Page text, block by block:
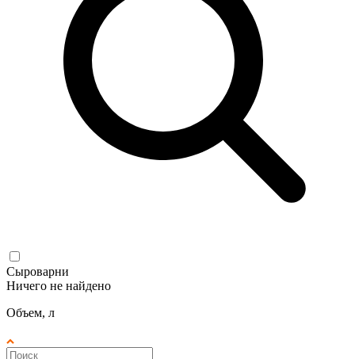
Сыроварни
Ничего не найдено
Объем, л